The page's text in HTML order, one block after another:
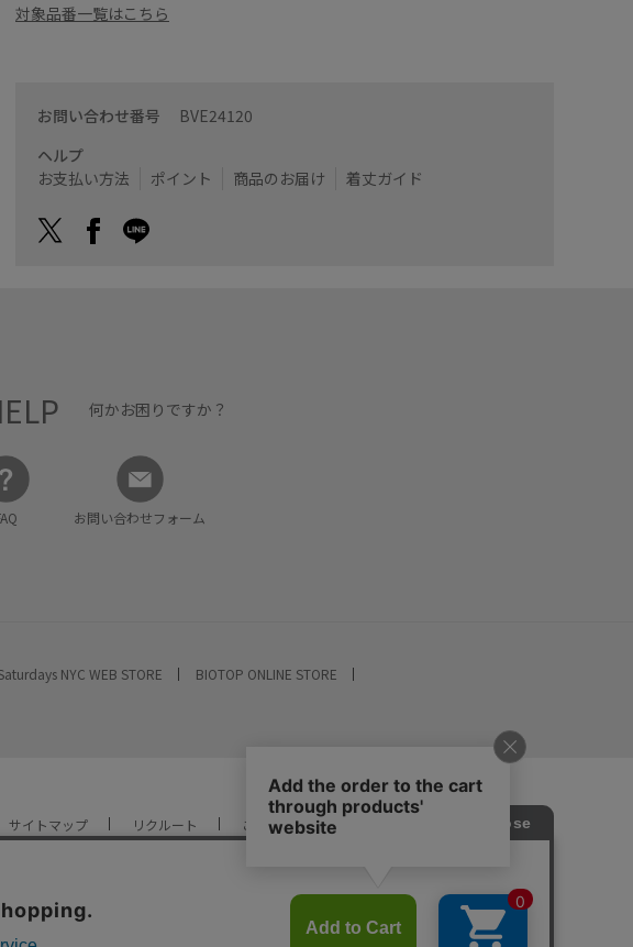
三井アウトレットパーク岡崎
MANA (160cm)
着用サイズ : F
対象品番一覧はこちら
お問い合わせ番号 BVE24120
ヘルプ
お支払い方法
ポイント 商品のお届け 着丈ガイド
何かお困りですか？
お問い合わせフォーム
NYC WEB STORE
BIOTOP ONLINE STORE
サイトマップ リクルート ご利用ガイド